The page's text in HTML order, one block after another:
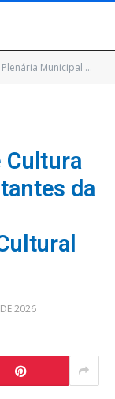
Plenária Municipal de Cultura elege novos representantes da sociedade civil para o Conselho de Política Cultural de Marituba
Cultura
da
2026